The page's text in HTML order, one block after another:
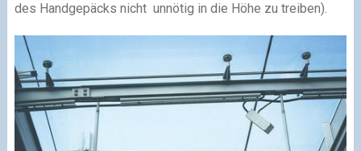
des Handgepäcks nicht unnötig in die Höhe zu treiben).